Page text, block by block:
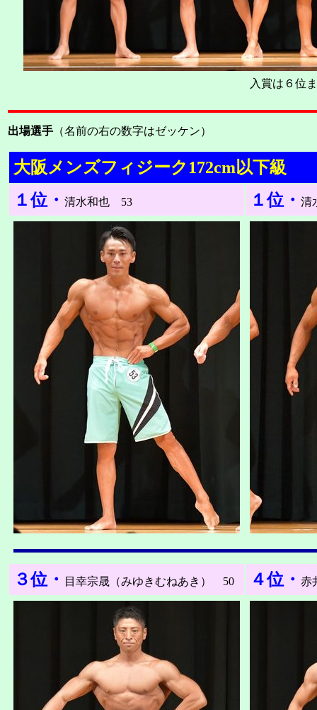
入賞は６位
出場選手 （名前の右の数字はゼッケン）
大阪メンズフィジーク172cm以下級
１位・ 清水和也 53 １位・ 清
３位・ 目幸宗晟（みゆきむねあき） 50 ４位・ 赤